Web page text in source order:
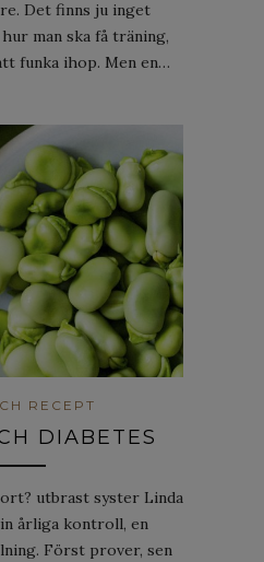
Det finns ju inget
man ska få träning,
funka ihop. Men en…
RECEPT
DIABETES
utbrast syster Linda
årliga kontroll, en
Först prover, sen